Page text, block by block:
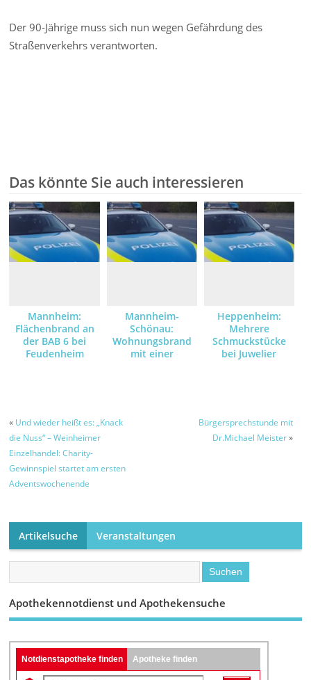
Der 90-Jährige muss sich nun wegen Gefährdung des
Straßenverkehrs verantworten.
Das könnte Sie auch interessieren
Mannheim:
Flächenbrand an
der BAB 6 bei
Feudenheim
Mannheim-
Schönau:
Wohnungsbrand
mit einer
Heppenheim:
Mehrere
Schmuckstücke
bei Juwelier
« Und wieder heißt es: „Knack
die Nuss“ – Weinheimer
Einzelhandel: Charity-
Gewinnspiel startet am ersten
Adventswochenende
Bürgersprechstunde mit
Dr.Michael Meister»
Artikelsuche Veranstaltungen
Apothekennotdienst und Apothekensuche
Notdienstapotheke finden Apotheke finden